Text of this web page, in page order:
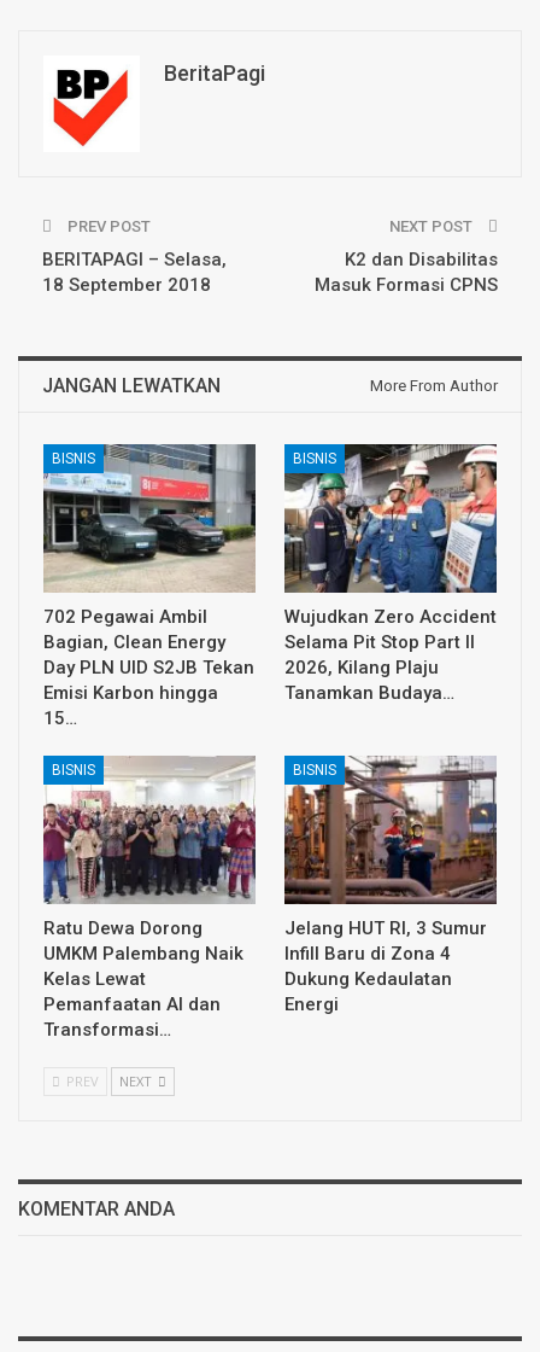
BeritaPagi
PREV POST
BERITAPAGI – Selasa,
18 September 2018
NEXT POST
K2 dan Disabilitas
Masuk Formasi CPNS
JANGAN LEWATKAN More From Author
BISNIS
702 Pegawai Ambil
Bagian, Clean Energy
Day PLN UID S2JB Tekan
Emisi Karbon hingga
15…
BISNIS
Wujudkan Zero Accident
Selama Pit Stop Part II
2026, Kilang Plaju
Tanamkan Budaya…
BISNIS
Ratu Dewa Dorong
UMKM Palembang Naik
Kelas Lewat
Pemanfaatan AI dan
Transformasi…
BISNIS
Jelang HUT RI, 3 Sumur
Infill Baru di Zona 4
Dukung Kedaulatan
Energi
PREV NEXT
KOMENTAR ANDA